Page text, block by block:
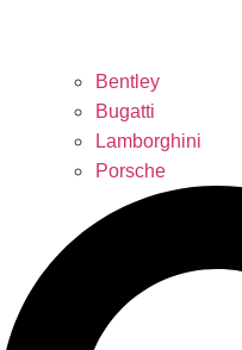
Bentley
Bugatti
Lamborghini
Porsche